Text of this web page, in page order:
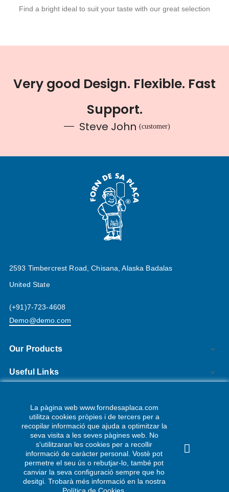
Find a bright ideal to suit your taste with our great selection
Very good Design. Flexible. Fast
Support.
Steve John (customer)
2593 Timbercrest Road, Chisana, Alaska Badalas
United State
(+91)7-723-4608
Demo@demo.com
Our Products 
Useful Links 
Copyright © 2019Auros.All rights reserved.
La pàgina web www.forndesaplaca.com
utilitza cookies pròpies i de tercers per a
recopilar informació que ajuda a optimitzar la
seva visita a les seves pàgines web. No
s'utilitzaran les cookies per a recollir
informació de caràcter personal. Vostè pot
permetre el seu ús o rebutjar-lo, també pot
canviar la seva configuració sempre que ho
desitgi. Trobarà més informació en la nostra
Aquesta web utilitza cookies pròpies i de tercers per
optimitzar i adaptar-se a la vostra navegació i les vostres
preferències, entre altres tasques.Més informació
ACCEPT